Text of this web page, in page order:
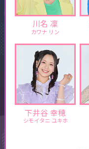
川名 凜
カワナ リン
下井谷 幸穂
シモイタニ ユキホ